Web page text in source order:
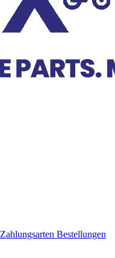
Zahlungsarten Bestellungen